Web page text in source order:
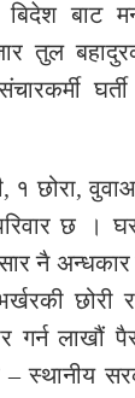
बाट
तुल
१ छोरा,
छ ।
नै
छोरी
गर्न लाखौं
स्थानीय